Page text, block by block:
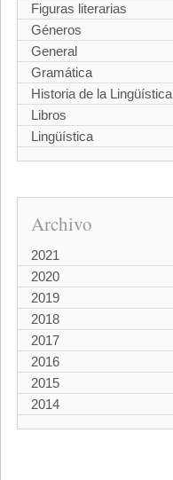
Figuras literarias
Géneros
General
Gramática
Historia de la Lingüística
Libros
Lingüística
Archivo
2021
2020
2019
2018
2017
2016
2015
2014